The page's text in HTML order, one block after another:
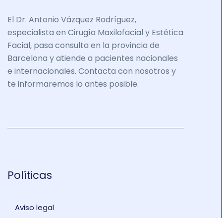
El Dr. Antonio Vázquez Rodríguez,
especialista en Cirugía Maxilofacial y Estética
Facial, pasa consulta en la provincia de
Barcelona y atiende a pacientes nacionales
e internacionales. Contacta con nosotros y
te informaremos lo antes posible.
Políticas
Aviso legal